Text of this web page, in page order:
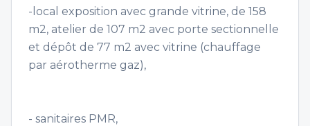
-local exposition avec grande vitrine, de 158
m2, atelier de 107 m2 avec porte sectionnelle
et dépôt de 77 m2 avec vitrine (chauffage
par aérotherme gaz),
- sanitaires PMR,